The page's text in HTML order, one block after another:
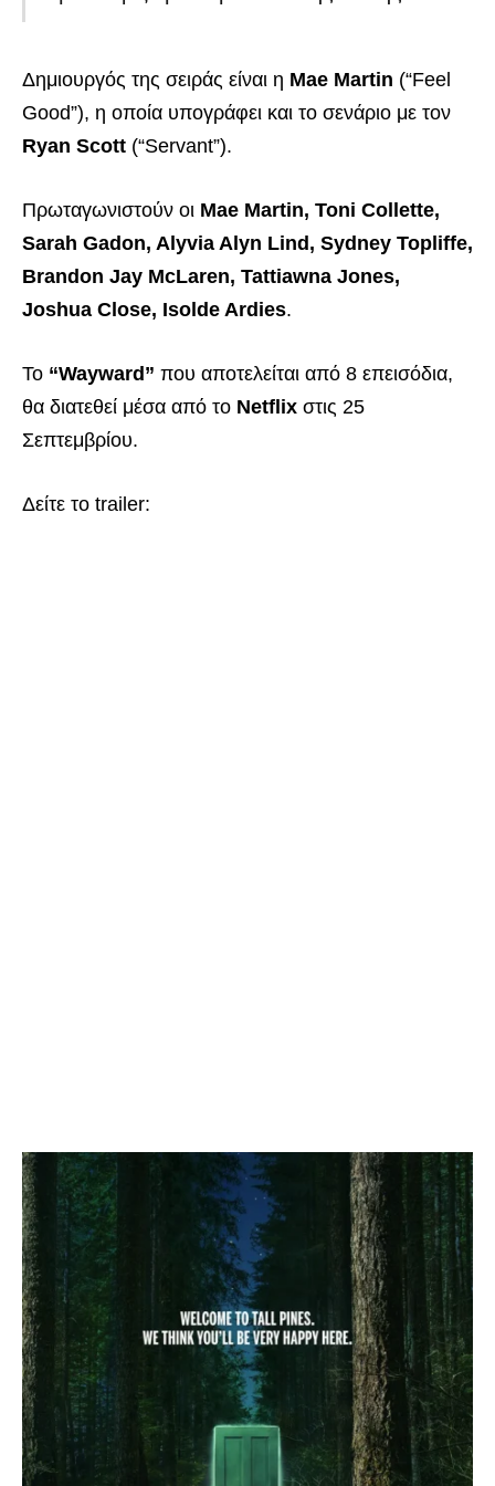
Δημιουργός της σειράς είναι η Mae Martin (“Feel
Good”), η οποία υπογράφει και το σενάριο με τον
Ryan Scott (“Servant”).
Πρωταγωνιστούν οι Mae Martin, Toni Collette,
Sarah Gadon, Alyvia Alyn Lind, Sydney Topliffe,
Brandon Jay McLaren, Tattiawna Jones,
Joshua Close, Isolde Ardies.
Το “Wayward” που αποτελείται από 8 επεισόδια,
θα διατεθεί μέσα από το Netflix στις 25
Σεπτεμβρίου.
Δείτε το trailer: